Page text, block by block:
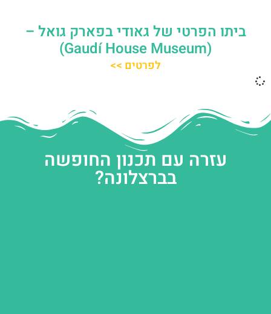
ביתו הפרטי של גאודי בפארק גואל –
(Gaudí House Museum)
לפרטים >>
עזרה עם תכנון החופשה
בברצלונה?